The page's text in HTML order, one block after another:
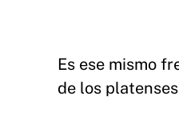
Es ese mismo
de los